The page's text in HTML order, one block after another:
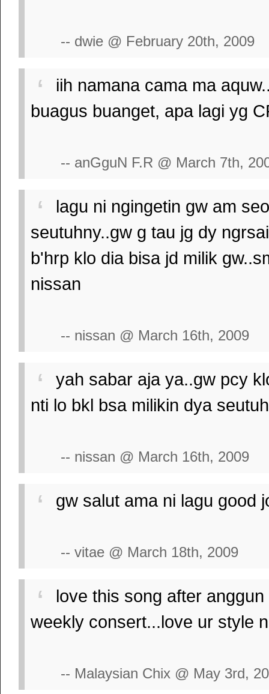
-- dwie @ February 20th, 2009
iih namana cama ma
buagus buanget, apa lagi yg
-- anGguN F.R @ March 7th,
lagu ni ngingetin gw am
seutuhny..gw g tau jg dy
b'hrp klo dia bisa jd milik
nissan
-- nissan @ March 16th, 2009
yah sabar aja ya..gw pcy
nti lo bkl bsa milikin dya
-- nissan @ March 16th, 2009
gw salut ama ni lagu good
-- vitae @ March 18th, 2009
love this song after
weekly consert...love ur style
-- Malaysian Chix @ May 3rd,